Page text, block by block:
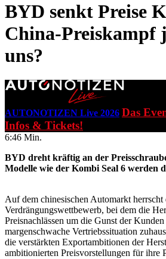
BYD senkt Preise
China-Preiskampf
uns?
AUTONOTIZEN Live 2026 Das
Infos & Tickets!
6:46 Min.
BYD dreht kräftig an der
Modelle wie der Kombi Seal 6 werden
Auf dem chinesischen Automarkt herrscht
Verdrängungswettbewerb, bei dem die
Preisnachlässen um die Gunst der
margenschwache Vertriebssituation
die verstärkten Exportambitionen der
ambitionierten Preisvorstellungen für ihre